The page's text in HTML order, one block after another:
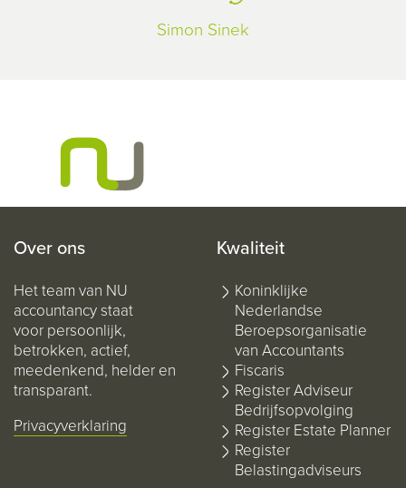
Simon Sinek
Over ons
Het team van NU
accountancy staat
voor persoonlijk,
betrokken, actief,
meedenkend, helder en
transparant.
Privacyverklaring
Kwaliteit
Koninklijke
Nederlandse
Beroepsorganisatie
van Accountants
Fiscaris
Register Adviseur
Bedrijfsopvolging
Register Estate Planner
Register
Belastingadviseurs